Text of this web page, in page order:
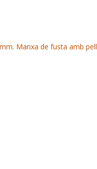
Manxa de fusta amb pell